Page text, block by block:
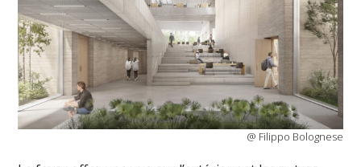
@ Filippo Bolognese